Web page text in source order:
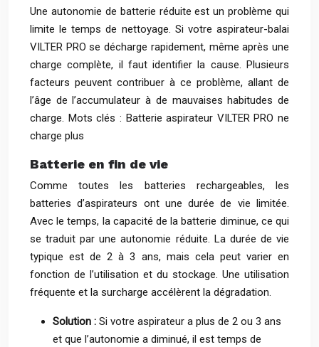
Une autonomie de batterie réduite est un problème qui
limite le temps de nettoyage. Si votre aspirateur-balai
VILTER PRO se décharge rapidement, même après une
charge complète, il faut identifier la cause. Plusieurs
facteurs peuvent contribuer à ce problème, allant de
l’âge de l’accumulateur à de mauvaises habitudes de
charge. Mots clés : Batterie aspirateur VILTER PRO ne
charge plus
Batterie en fin de vie
Comme toutes les batteries rechargeables, les
batteries d’aspirateurs ont une durée de vie limitée.
Avec le temps, la capacité de la batterie diminue, ce qui
se traduit par une autonomie réduite. La durée de vie
typique est de 2 à 3 ans, mais cela peut varier en
fonction de l’utilisation et du stockage. Une utilisation
fréquente et la surcharge accélèrent la dégradation.
Solution : Si votre aspirateur a plus de 2 ou 3 ans
et que l’autonomie a diminué, il est temps de